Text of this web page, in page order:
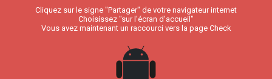
Cliquez sur le signe "Partager" de votre navigateur internet
Choisissez "sur l'écran d'accueil"
Vous avez maintenant un raccourci vers la page Check